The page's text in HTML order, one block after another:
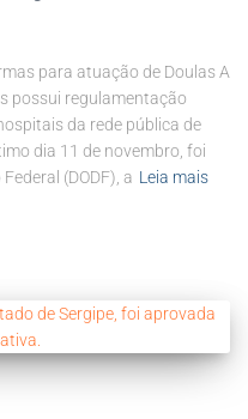
para atuação de Doulas A
possui regulamentação
da rede pública de
dia 11 de novembro, foi
(DODF), a Leia mais